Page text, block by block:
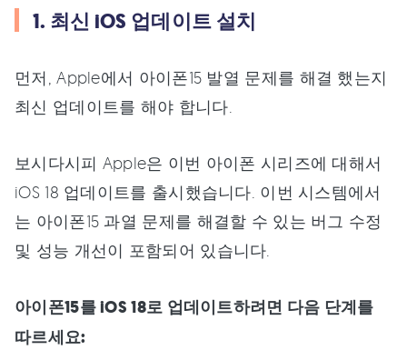
1. 최신 iOS 업데이트 설치
먼저, Apple에서 아이폰15 발열 문제를 해결 했는지
최신 업데이트를 해야 합니다.
보시다시피 Apple은 이번 아이폰 시리즈에 대해서
iOS 18 업데이트를 출시했습니다. 이번 시스템에서
는 아이폰15 과열 문제를 해결할 수 있는 버그 수정
및 성능 개선이 포함되어 있습니다.
아이폰15를 iOS 18로 업데이트하려면 다음 단계를
따르세요: